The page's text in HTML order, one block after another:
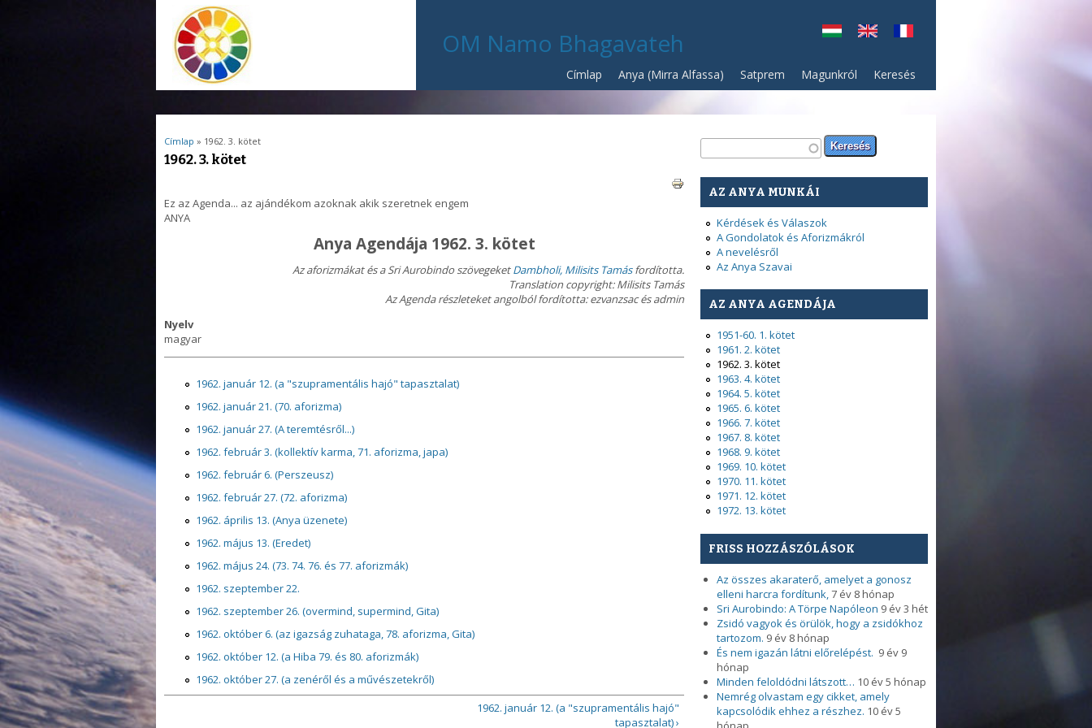
OM Namo Bhagavateh
Címlap Anya (Mirra Alfassa) Satprem Magunkról Keresés
Jelenlegi hely
Címlap » 1962. 3. kötet
1962. 3. kötet
Ez az Agenda... az ajándékom azoknak akik szeretnek engem
ANYA
Anya Agendája 1962. 3. kötet
Az aforizmákat és a Sri Aurobindo szövegeketDambholi, Milisits Tamásfordította.
Translation copyright: Milisits Tamás
Az Agenda részleteket angolból fordította: ezvanzsac és admin
Nyelv
magyar
1962. január 12. (a "szupramentális hajó" tapasztalat)
1962. január 21. (70. aforizma)
1962. január 27. (A teremtésről...)
1962. február 3. (kollektív karma, 71. aforizma, japa)
1962. február 6. (Perszeusz)
1962. február 27. (72. aforizma)
1962. április 13. (Anya üzenete)
1962. május 13. (Eredet)
1962. május 24. (73. 74. 76. és 77. aforizmák)
1962. szeptember 22.
1962. szeptember 26. (overmind, supermind, Gita)
1962. október 6. (az igazság zuhataga, 78. aforizma, Gita)
1962. október 12. (a Hiba 79. és 80. aforizmák)
1962. október 27. (a zenéről és a művészetekről)
1962. január 12. (a "szupramentális hajó"
tapasztalat) ›
Keresés űrlap
Keresés
AZ ANYA MUNKÁI
Kérdések és Válaszok
A Gondolatok és Aforizmákról
A nevelésről
Az Anya Szavai
AZ ANYA AGENDÁJA
1951-60. 1. kötet
1961. 2. kötet
1962. 3. kötet
1963. 4. kötet
1964. 5. kötet
1965. 6. kötet
1966. 7. kötet
1967. 8. kötet
1968. 9. kötet
1969. 10. kötet
1970. 11. kötet
1971. 12. kötet
1972. 13. kötet
FRISS HOZZÁSZÓLÁSOK
Az összes akaraterő, amelyet a gonosz
elleni harcra fordítunk, 7 év 8 hónap
Sri Aurobindo: A Törpe Napóleon 9 év 3 hét
Zsidó vagyok és örülök, hogy a zsidókhoz
tartozom. 9 év 8 hónap
És nem igazán látni előrelépést. 9 év 9
hónap
Minden feloldódni látszott… 10 év 5 hónap
Nemrég olvastam egy cikket, amely
kapcsolódik ehhez a részhez. 10 év 5